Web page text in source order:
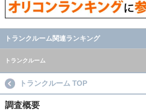
トランクルーム関連ランキング
トランクルーム
トランクルーム TOP
調査概要